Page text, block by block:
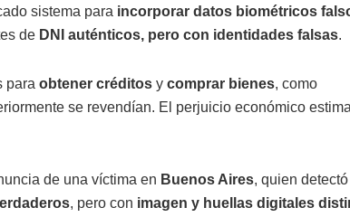
sistema para incorporar datos biométricos
de DNI auténticos, pero con identidades falsas.
para obtener créditos y comprar bienes, como
se revendían. El perjuicio económico
de una víctima en Buenos Aires, quien
, pero con imagen y huellas digitales